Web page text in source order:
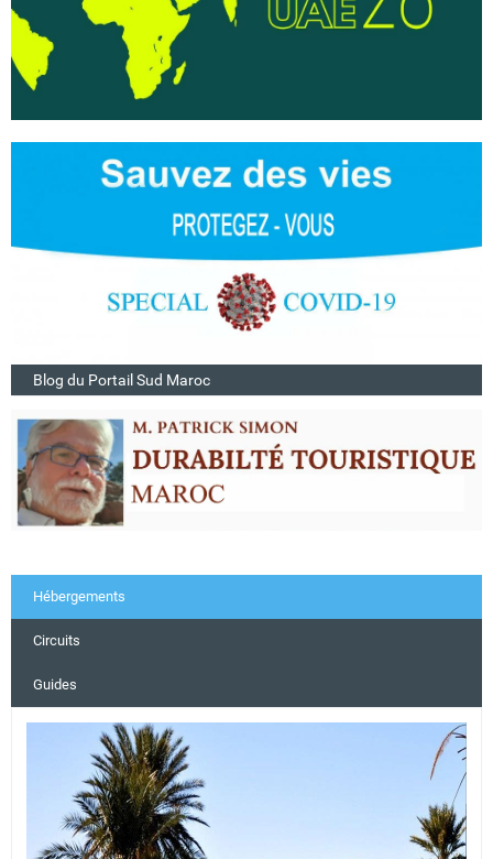
Blog du Portail Sud Maroc
Hébergements
Circuits
Guides